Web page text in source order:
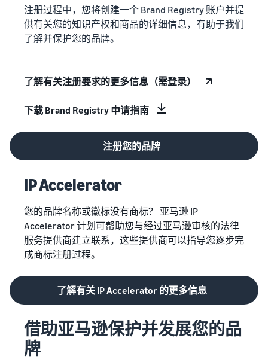
注册过程中，您将创建一个 Brand Registry 账户并提
供有关您的知识产权和商品的详细信息，有助于我们
了解并保护您的品牌。
了解有关注册要求的更多信息（需登录）
下载 Brand Registry 申请指南
注册您的品牌
IP Accelerator
您的品牌名称或徽标没有商标？ 亚马逊 IP
Accelerator 计划可帮助您与经过亚马逊审核的法律
服务提供商建立联系，这些提供商可以指导您逐步完
成商标注册过程。
了解有关 IP Accelerator 的更多信息
借助亚马逊保护并发展您的品
牌